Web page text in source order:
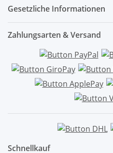
Gesetzliche Informationen
Zahlungsarten & Versand
Schnellkauf